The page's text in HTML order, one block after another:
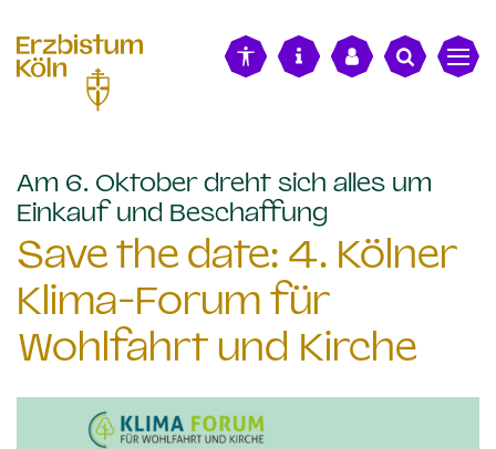
Am 6. Oktober dreht sich alles um
Einkauf und Beschaffung
Save the date: 4. Kölner
Klima-Forum für
Wohlfahrt und Kirche